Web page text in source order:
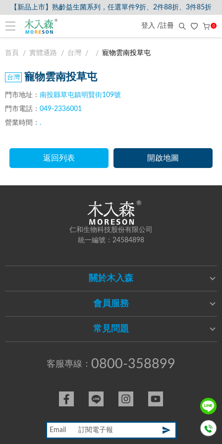
【新品上市】熟齡益生菌系列，任選單件9折、2件88折、3件85折
登入 /註冊 0
首頁 實體通路 台灣 寵物雲南投草屯
寵物雲南投草屯
門市地址： 南投縣草屯鎮明賢街109號
門市電話： 049-2336001
營業時間： .
返回列表 開啟地圖
仁和生物科技股份有限公司
統一編號：24584898
關於木入森
會員服務
常見問題
客服專線： 0800-358899
Email